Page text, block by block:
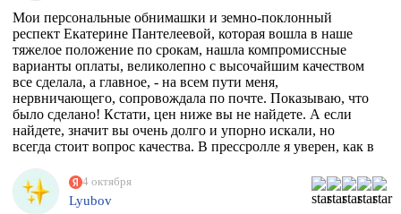
Мои персональные обнимашки и земно-поклонный
респект Екатерине Пантелеевой, которая вошла в наше
тяжелое положение по срокам, нашла компромиссные
варианты оплаты, великолепно с высочайшим качеством
все сделала, а главное, - на всем пути меня,
нервничающего, сопровождала по почте. Показываю, что
было сделано! Кстати, цен ниже вы не найдете. А если
найдете, значит вы очень долго и упорно искали, но
всегда стоит вопрос качества. В прессролле я уверен, как в
4 октября
Lyubov